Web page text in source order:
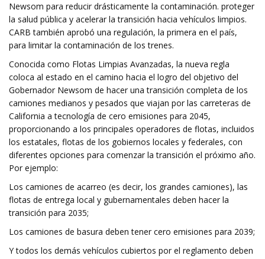
Newsom para reducir drásticamente la contaminación. proteger
la salud pública y acelerar la transición hacia vehículos limpios.
CARB también aprobó una regulación, la primera en el país,
para limitar la contaminación de los trenes.
Conocida como Flotas Limpias Avanzadas, la nueva regla
coloca al estado en el camino hacia el logro del objetivo del
Gobernador Newsom de hacer una transición completa de los
camiones medianos y pesados ​​que viajan por las carreteras de
California a tecnología de cero emisiones para 2045,
proporcionando a los principales operadores de flotas, incluidos
los estatales, flotas de los gobiernos locales y federales, con
diferentes opciones para comenzar la transición el próximo año.
Por ejemplo:
Los camiones de acarreo (es decir, los grandes camiones), las
flotas de entrega local y gubernamentales deben hacer la
transición para 2035;
Los camiones de basura deben tener cero emisiones para 2039;
Y todos los demás vehículos cubiertos por el reglamento deben